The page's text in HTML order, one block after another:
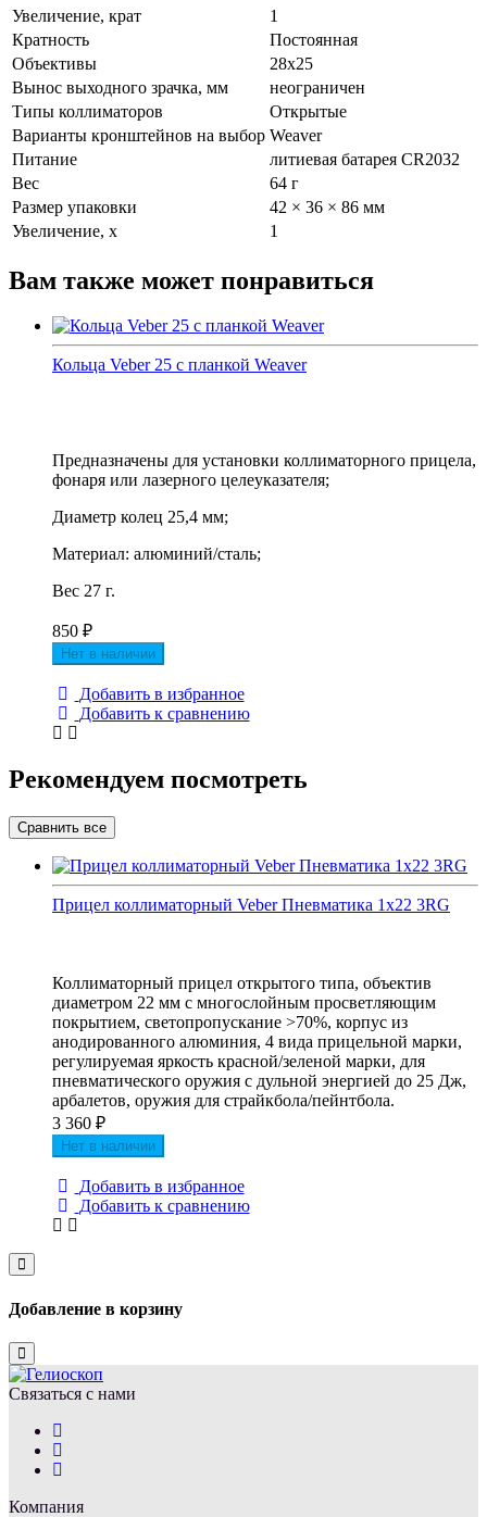
Увеличение, крат
1
Кратность
Постоянная
Объективы
28x25
Вынос выходного зрачка, мм
неограничен
Типы коллиматоров
Открытые
Варианты кронштейнов на выбор Weaver
Питание
литиевая батарея CR2032
Вес
64 г
Размер упаковки
42 × 36 × 86 мм
Увеличение, x
1
Вам также может понравиться
Кольца Veber 25 с планкой Weaver
Предназначены для установки коллиматорного прицела,
фонаря или лазерного целеуказателя;
Диаметр колец 25,4 мм;
Материал: алюминий/сталь;
Вес 27 г.
850 ₽
Нет в наличии
Добавить в избранное
Добавить к сравнению
Рекомендуем посмотреть
Прицел коллиматорный Veber Пневматика 1x22 3RG
Коллиматорный прицел открытого типа, объектив
диаметром 22 мм с многослойным просветляющим
покрытием, светопропускание >70%, корпус из
анодированного алюминия, 4 вида прицельной марки,
регулируемая яркость красной/зеленой марки, для
пневматического оружия с дульной энергией до 25 Дж,
арбалетов, оружия для страйкбола/пейнтбола.
3 360 ₽
Нет в наличии
Добавить в избранное
Добавить к сравнению
Добавление в корзину
Связаться с нами
Компания